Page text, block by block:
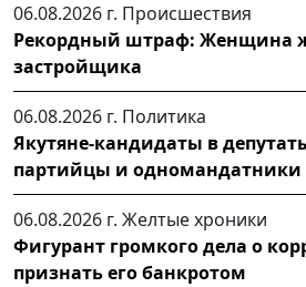
06.08.2026 г. Происшествия
Рекордный штраф: Женщина
застройщика
06.08.2026 г. Политика
Якутяне-кандидаты в
партийцы и одномандатники
06.08.2026 г. Желтые хроники
Фигурант громкого дела о
признать его банкротом